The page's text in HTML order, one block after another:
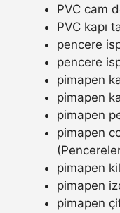
PVC cam
PVC kapı
pencere
pencere
pimapen
pimapen
pimapen
pimapen
pimapen
pimapen
pimapen